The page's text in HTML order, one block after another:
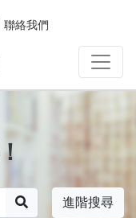
聯絡我們
進階搜尋